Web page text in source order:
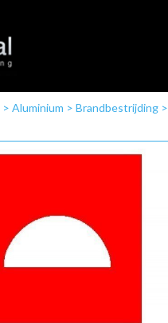
> Aluminium > Brandbestrijding>